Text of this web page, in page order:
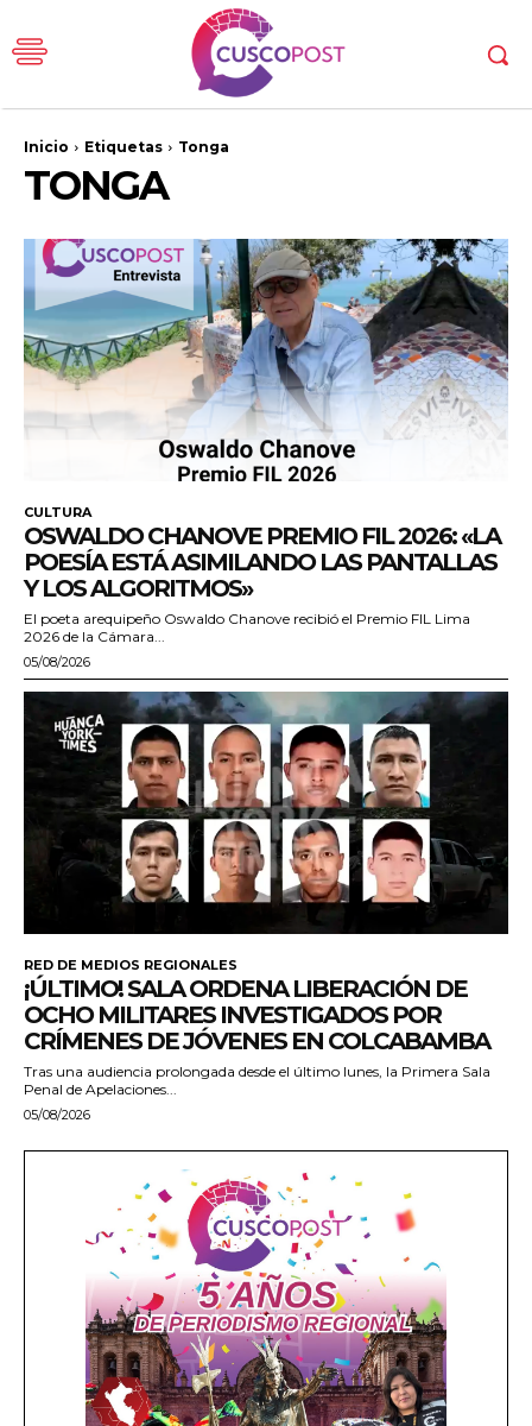
Inicio Etiquetas Tonga
TONGA
CULTURA
OSWALDO CHANOVE PREMIO FIL 2026: «LA
POESÍA ESTÁ ASIMILANDO LAS PANTALLAS
Y LOS ALGORITMOS»
El poeta arequipeño Oswaldo Chanove recibió el Premio FIL Lima
2026 de la Cámara...
05/08/2026
RED DE MEDIOS REGIONALES
¡ÚLTIMO! SALA ORDENA LIBERACIÓN DE
OCHO MILITARES INVESTIGADOS POR
CRÍMENES DE JÓVENES EN COLCABAMBA
Tras una audiencia prolongada desde el último lunes, la Primera Sala
Penal de Apelaciones...
05/08/2026